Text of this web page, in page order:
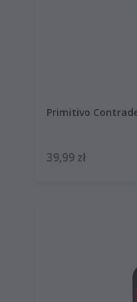
Primitivo
39,99 zł